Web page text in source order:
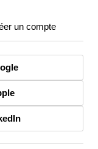
un compte